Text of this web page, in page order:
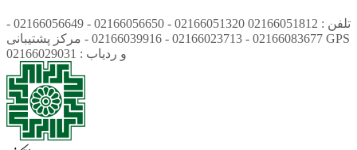
تلفن : 02166051812 02166051320 - 02166056650 - 02166056649 -
02166083677 - 02166023713 - 02166039916 - مرکز پشتیبانی GPS
و ردیاب : 02166029031